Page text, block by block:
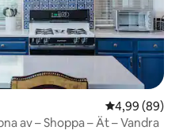
4,99 av 5 i
4,99 (89)
av – Shoppa – Ät – Vandra